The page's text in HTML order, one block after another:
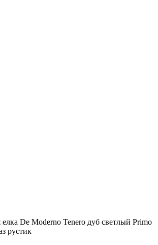
елка De Moderno Tenero дуб светлый Primo
рустик